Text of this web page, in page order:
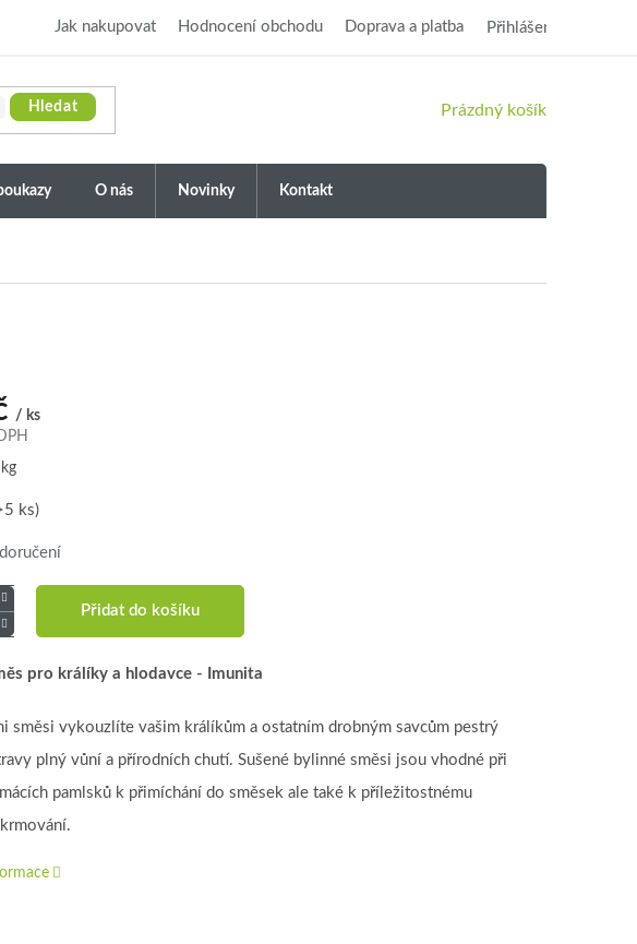
Jak nakupovat Hodnocení obchodu Doprava a platba Přihlášení
Hledat
NÁKUPNÍ
Prázdný košík
O nás Novinky Kontakt
/ ks
ks)
Přidat do košíku
pro králíky a hlodavce - Imunita
směsi vykouzlíte vašim králíkům a ostatním drobným savcům pestrý
plný vůní a přírodních chutí. Sušené bylinné směsi jsou vhodné při
pamlsků k přimíchání do směsek ale také k příležitostnému